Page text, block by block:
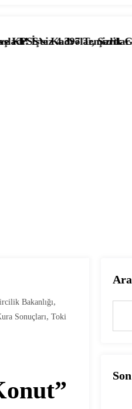
Başvuru Ekranı
ve Hizmetli Alımı
📰 Ağustos
Bakanlığı,
Sonuçları, Toki
Ara